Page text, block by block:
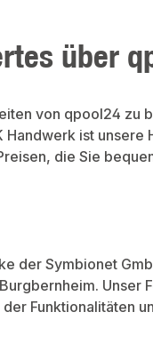
über
von qpool24 zu
Handwerk ist
die Sie
der Symbionet
Unser
Funktionalitäten